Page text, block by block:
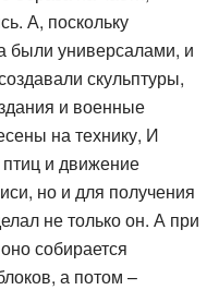
А, поскольку
были универсалами, и
скульптуры,
и военные
на технику, И
и движение
но и для получения
не только он. А при
собирается
а потом –